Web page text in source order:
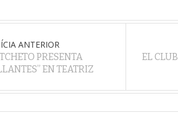
ANTERIOR
PRESENTA
EN TEATRIZ
EL